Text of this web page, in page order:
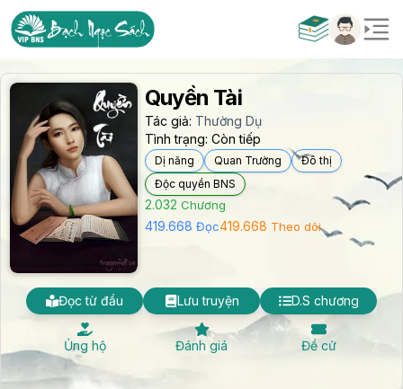
Quyền Tài
Tác giả: Thường Dụ
Tình trạng:Còn tiếp
Dị năng Quan Trường
Đô thị
Độc quyền BNS
2.032 Chương
419.668 Đọc419.668 Theo dõi
Đọc từ đầu Lưu truyện D.S chương
Ủng hộ Đánh giá Đề cử